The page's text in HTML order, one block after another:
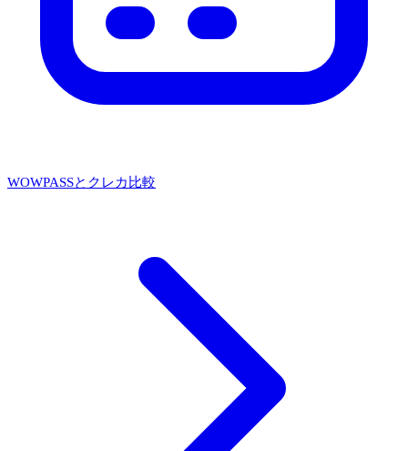
WOWPASSとクレカ比較